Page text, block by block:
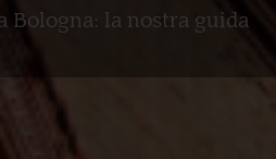
Bologna: la nostra guida